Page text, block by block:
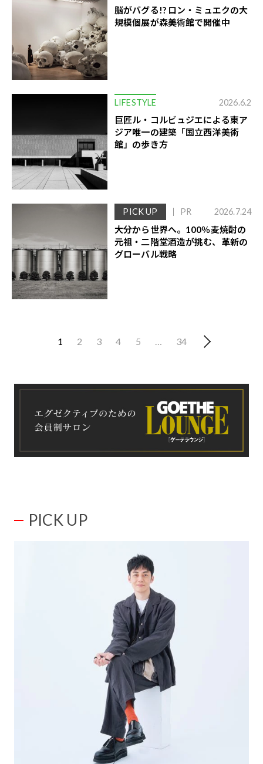
脳がバグる!? ロン・ミュエクの大
規模個展が森美術館で開催中
LIFESTYLE 2026.6.2
巨匠ル・コルビュジエによる東ア
ジア唯一の建築「国立西洋美術
館」の歩き方
PICK UP PR 2026.7.24
大分から世界へ。100％麦焼酎の
元祖・二階堂酒造が挑む、革新の
グローバル戦略
1 2 3 4 5 … 34
PICK UP